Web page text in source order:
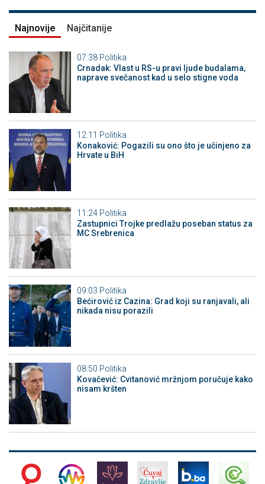
Najnovije Najčitanije
07:38 Politika
Crnadak: Vlast u RS-u pravi ljude budalama,
naprave svečanost kad u selo stigne voda
12:11 Politika
Konaković: Pogazili su ono što je učinjeno za
Hrvate u BiH
11:24 Politika
Zastupnici Trojke predlažu poseban status za
MC Srebrenica
09:03 Politika
Bećirović iz Cazina: Grad koji su ranjavali, ali
nikada nisu porazili
08:50 Politika
Kovačević: Cvitanović mržnjom poručuje kako
nisam kršten